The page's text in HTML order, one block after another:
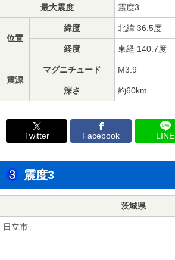
最大震度 震度3
位置
緯度 北緯 36.5度
経度 東経 140.7度
震源
マグニチュード M3.9
深さ 約60km
Twitter Facebook LINE
震度3
茨城県
日立市